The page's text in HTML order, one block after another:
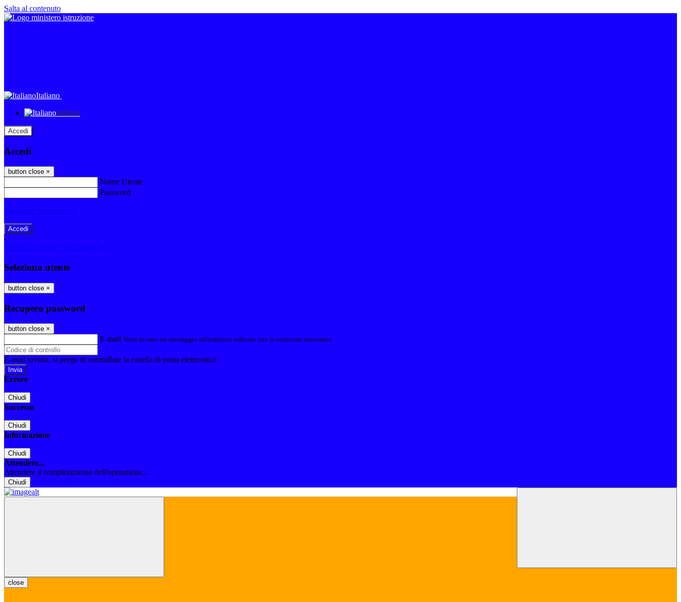
Salta al contenuto
Italiano
Italiano
Accedi
Accedi
button close ×
Nome Utente
Password
Password dimenticata?
-
Entra con SPID
Entra con CIE
Seleziona utente
button close ×
Recupero password
button close ×
E-mail Verrà inviato un messaggio all'indirizzo indicato con le istruzioni necessarie.
E-mail inviata, si prega di controllare la casella di posta elettronica!
Errore
Chiudi
Successo
Chiudi
Informazione
Chiudi
Attendere...
Attendere il completamento dell'operazione...
Chiudi
close